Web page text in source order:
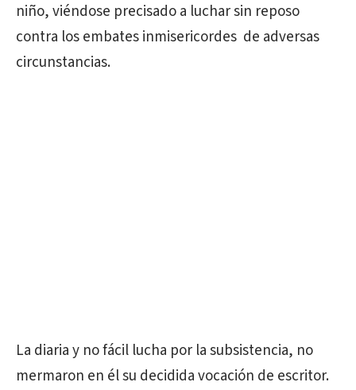
niño, viéndose precisado a luchar sin reposo
contra los embates inmisericordes de adversas
circunstancias.
La diaria y no fácil lucha por la subsistencia, no
mermaron en él su decidida vocación de escritor.